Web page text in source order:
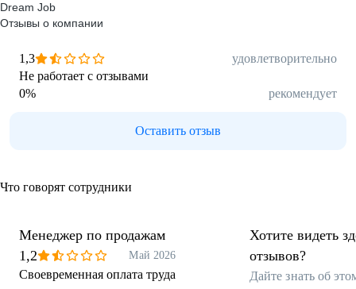
Dream Job
Отзывы о компании
1,3
удовлетворительно
Не работает с отзывами
0% рекомендует
Оставить отзыв
Что говорят сотрудники
Менеджер по продажам
1,2
Май 2026
Своевременная оплата труда
Хотите видеть
отзывов?
Дайте знать об